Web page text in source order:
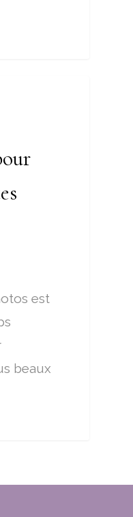
est
beaux